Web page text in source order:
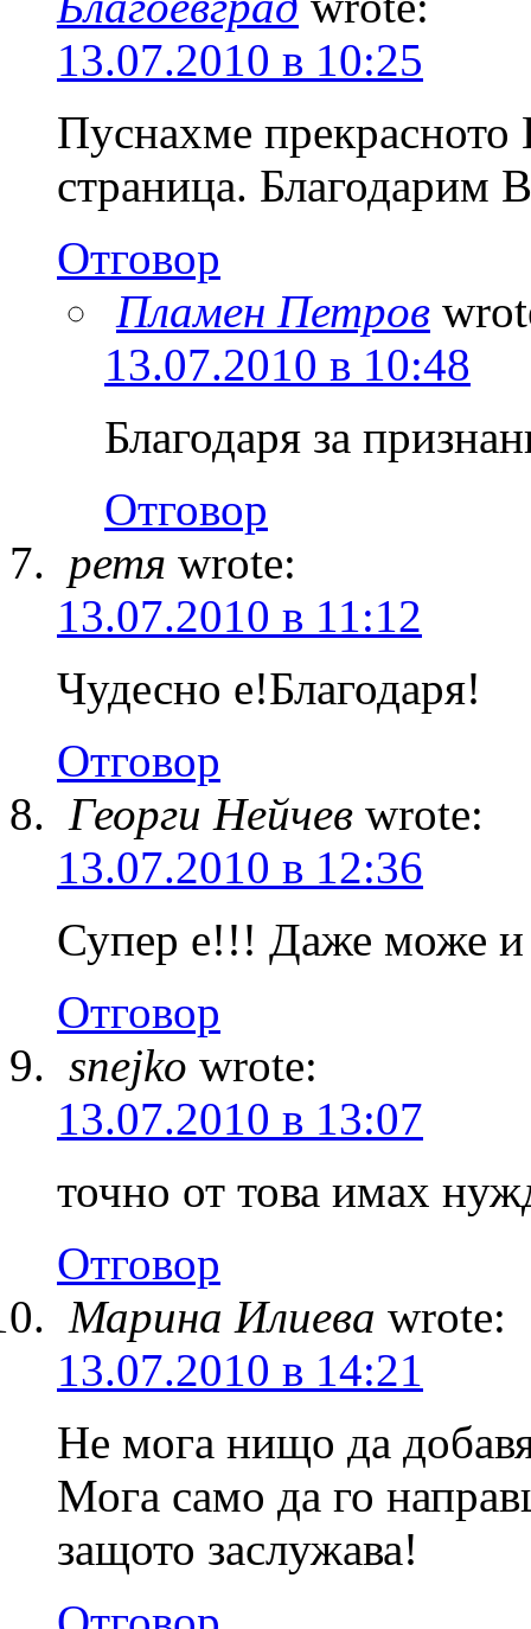
13.07.2010 в 10:25
Пуснахме
страница. Благодарим
Отговор
Пламен Петров
13.07.2010 в 10:48
Благодаря за
Отговор
ретя wrote:
13.07.2010 в 11:12
Чудесно е!Благодаря!
Отговор
Георги Нейчев wrote:
13.07.2010 в 12:36
Супер е!!! Даже може и
Отговор
snejko wrote:
13.07.2010 в 13:07
точно от това имах
Отговор
Марина Илиева wrote:
13.07.2010 в 14:21
Не мога нищо да
Мога само да го
защото заслужава!